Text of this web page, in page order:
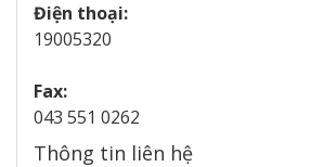
Điện thoại:
19005320
Fax:
043 551 0262
Thông tin liên hệ